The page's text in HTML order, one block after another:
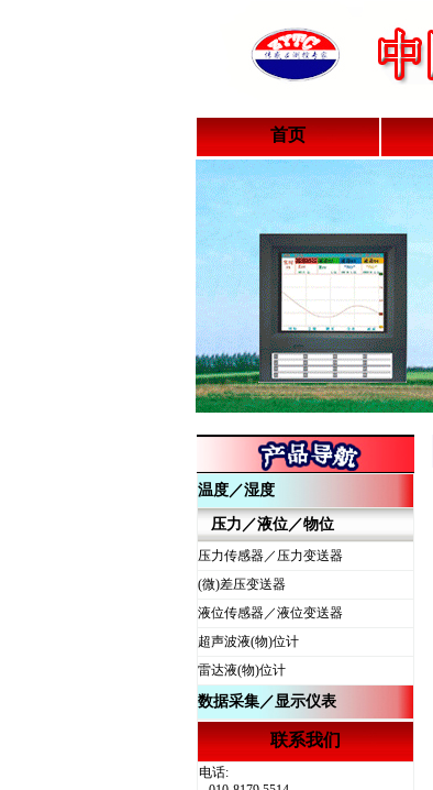
首页
温度／湿度
压力／液位／物位
压力传感器／压力变送器
(微)差压变送器
液位传感器／液位变送器
超声波液(物)位计
雷达液(物)位计
数据采集／显示仪表
联系我们
电话: